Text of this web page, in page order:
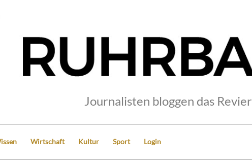
Journalisten bloggen das Revier
Wirtschaft Kultur Sport Login